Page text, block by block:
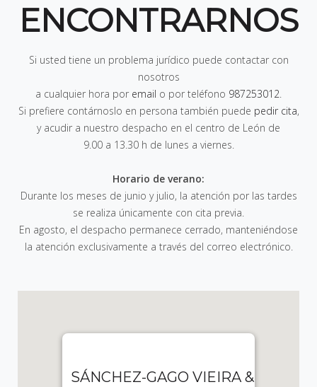
ENCONTRARNOS
Si usted tiene un problema jurídico puede contactar con
nosotros
a cualquier hora por email o por teléfono 987253012.
Si prefiere contárnoslo en persona también puede pedir cita,
y acudir a nuestro despacho en el centro de León de
9.00 a 13.30 h de lunes a viernes.
Horario de verano:
Durante los meses de junio y julio, la atención por las tardes
se realiza únicamente con cita previa.
En agosto, el despacho permanece cerrado, manteniéndose
la atención exclusivamente a través del correo electrónico.
SÁNCHEZ-GAGO VIEIRA &